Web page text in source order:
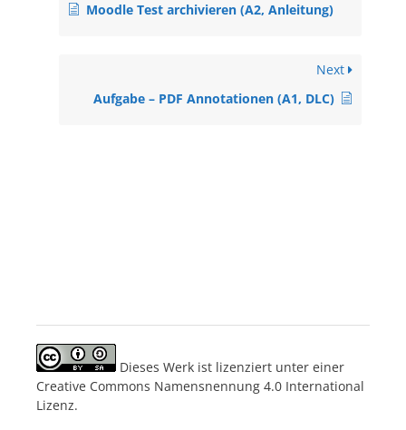
Moodle Test archivieren (A2, Anleitung)
Next
Aufgabe – PDF Annotationen (A1, DLC)
Dieses Werk ist lizenziert unter einer
Creative Commons Namensnennung 4.0 International
Lizenz.